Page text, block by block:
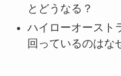
とどうなる？
ハイローオースト
回っているのはな